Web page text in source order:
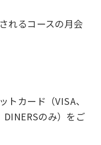
れるコースの月会
カード（VISA、
DINERSのみ）をご